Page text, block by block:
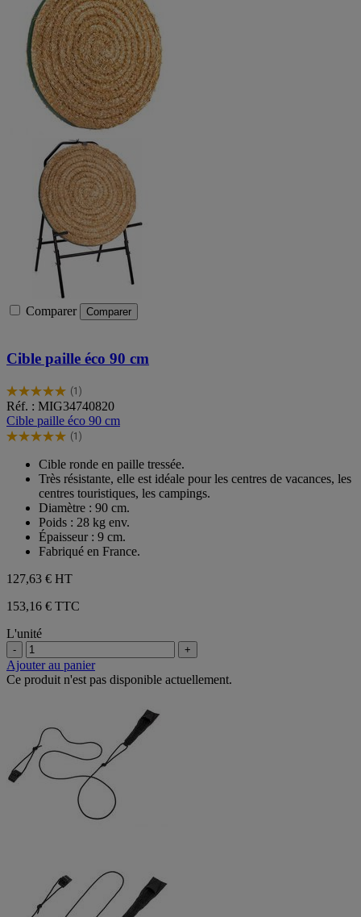
Comparer Comparer
Cible paille éco 90 cm
(1)
5.0
sur
5
étoiles.
avis
Réf. : MIG34740820
Cible paille éco 90 cm
(1)
5.0
étoiles.
avis
Cible ronde en paille tressée.
Très résistante, elle est idéale pour les centres de vacances, les
centres touristiques, les campings.
Diamètre : 90 cm.
Poids : 28 kg env.
Épaisseur : 9 cm.
Fabriqué en France.
127,63 € HT
153,16 € TTC
L'unité
- +
Ajouter au panier
Ce produit n'est pas disponible actuellement.